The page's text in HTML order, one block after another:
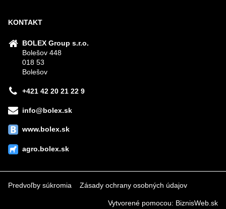
KONTAKT
BOLEX Group s.r.o.
Bolešov 448
018 53
Bolešov
+421 42 20 21 22 9
info@bolex.sk
www.bolex.sk
agro.bolex.sk
Predvoľby súkromia Zásady ochrany osobných údajov
Vytvorené pomocou: BiznisWeb.sk